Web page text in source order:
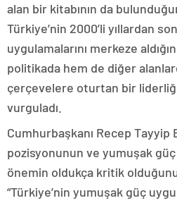
alan bir kitabının da
Türkiye’nin 2000’li yıllardan
uygulamalarını merkeze
politikada hem de diğer
çerçevelere oturtan bir
vurguladı.
Cumhurbaşkanı Recep Tayyip
pozisyonunun ve yumuşak
önemin oldukça kritik
“Türkiye’nin yumuşak güç